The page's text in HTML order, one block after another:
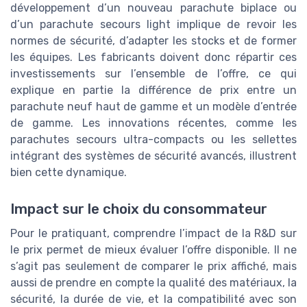
développement d’un nouveau parachute biplace ou
d’un parachute secours light implique de revoir les
normes de sécurité, d’adapter les stocks et de former
les équipes. Les fabricants doivent donc répartir ces
investissements sur l’ensemble de l’offre, ce qui
explique en partie la différence de prix entre un
parachute neuf haut de gamme et un modèle d’entrée
de gamme. Les innovations récentes, comme les
parachutes secours ultra-compacts ou les sellettes
intégrant des systèmes de sécurité avancés, illustrent
bien cette dynamique.
Impact sur le choix du consommateur
Pour le pratiquant, comprendre l’impact de la R&D sur
le prix permet de mieux évaluer l’offre disponible. Il ne
s’agit pas seulement de comparer le prix affiché, mais
aussi de prendre en compte la qualité des matériaux, la
sécurité, la durée de vie, et la compatibilité avec son